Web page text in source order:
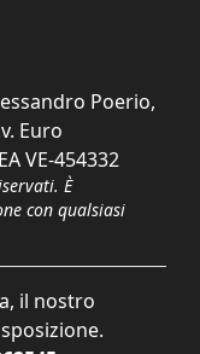
Poerio,
Euro
VE-454332
È
con qualsiasi
il nostro